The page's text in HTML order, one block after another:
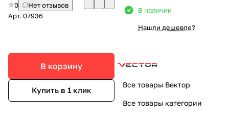
0
Нет отзывов
Арт. 07936
В корзину
Купить в 1 клик
В наличии
Нашли дешевле?
Все товары Вектор
Все товары категории